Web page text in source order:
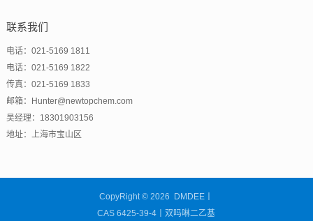
联系我们
电话：021-5169 1811
电话：021-5169 1822
传真：021-5169 1833
邮箱：Hunter@newtopchem.com
吴经理：18301903156
地址：上海市宝山区
CopyRight © 2026 DMDEE丨
CAS 6425-39-4丨双吗啉二乙基